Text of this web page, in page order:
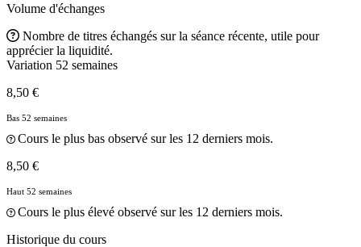
Volume d'échanges
Nombre de titres échangés sur la séance récente, utile pour
apprécier la liquidité.
Variation 52 semaines
8,50 €
Bas 52 semaines
Cours le plus bas observé sur les 12 derniers mois.
8,50 €
Haut 52 semaines
Cours le plus élevé observé sur les 12 derniers mois.
Historique du cours